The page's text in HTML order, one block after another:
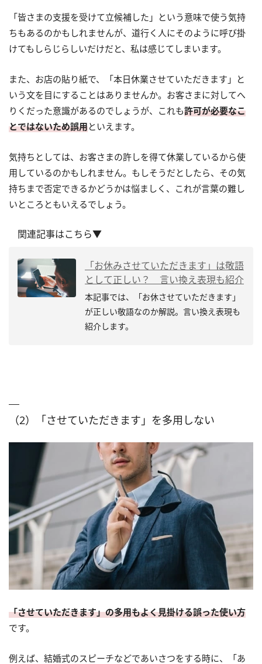
「皆さまの支援を受けて立候補した」という意味で使う気持
ちもあるのかもしれませんが、道行く人にそのように呼び掛
けてもしらじらしいだけだと、私は感じてしまいます。
また、お店の貼り紙で、「本日休業させていただきます」と
いう文を目にすることはありませんか。お客さまに対してへ
りくだった意識があるのでしょうが、これも許可が必要なこ
とではないため誤用といえます。
気持ちとしては、お客さまの許しを得て休業しているから使
用しているのかもしれません。もしそうだとしたら、その気
持ちまで否定できるかどうかは悩ましく、これが言葉の難し
いところともいえるでしょう。
関連記事はこちら▼
「お休みさせていただきます」は敬語
として正しい？ 言い換え表現も紹介
本記事では、「お休させていただきます」
が正しい敬語なのか解説。言い換え表現も
紹介します。
（2）「させていただきます」を多用しない
「させていただきます」の多用もよく見掛ける誤った使い方
です。
例えば、結婚式のスピーチなどであいさつをする時に、「あ